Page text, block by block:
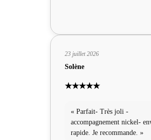
23 juillet 2026
Solène
★★★★★
« Parfait- Très joli -
accompagnement nickel-
rapide. Je recommande. »